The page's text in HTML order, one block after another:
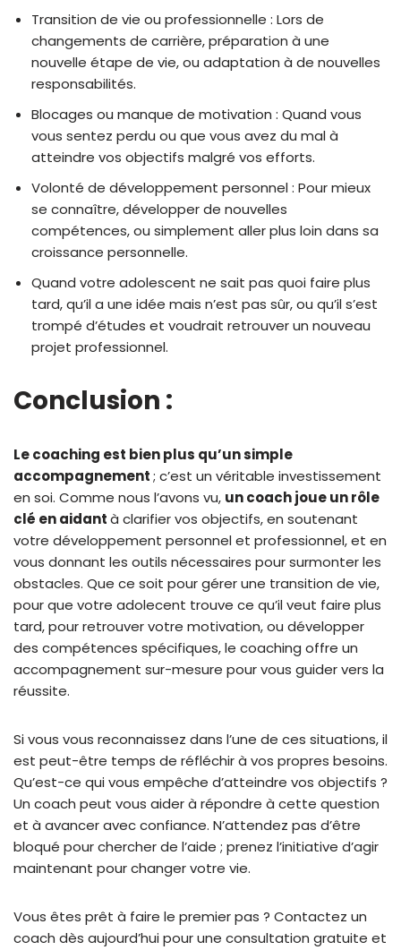
Transition de vie ou professionnelle : Lors de
changements de carrière, préparation à une
nouvelle étape de vie, ou adaptation à de nouvelles
responsabilités.
Blocages ou manque de motivation : Quand vous
vous sentez perdu ou que vous avez du mal à
atteindre vos objectifs malgré vos efforts.
Volonté de développement personnel : Pour mieux
se connaître, développer de nouvelles
compétences, ou simplement aller plus loin dans sa
croissance personnelle.
Quand votre adolescent ne sait pas quoi faire plus
tard, qu’il a une idée mais n’est pas sûr, ou qu’il s’est
trompé d’études et voudrait retrouver un nouveau
projet professionnel.
Conclusion :
Le coaching est bien plus qu’un simple
accompagnement; c’est un véritable investissement
en soi. Comme nous l’avons vu, un coach joue un rôle
clé en aidantà clarifier vos objectifs, en soutenant
votre développement personnel et professionnel, et en
vous donnant les outils nécessaires pour surmonter les
obstacles. Que ce soit pour gérer une transition de vie,
pour que votre adolecent trouve ce qu’il veut faire plus
tard, pour retrouver votre motivation, ou développer
des compétences spécifiques, le coaching offre un
accompagnement sur-mesure pour vous guider vers la
réussite.
Si vous vous reconnaissez dans l’une de ces situations, il
est peut-être temps de réfléchir à vos propres besoins.
Qu’est-ce qui vous empêche d’atteindre vos objectifs ?
Un coach peut vous aider à répondre à cette question
et à avancer avec confiance. N’attendez pas d’être
bloqué pour chercher de l’aide ; prenez l’initiative d’agir
maintenant pour changer votre vie.
Vous êtes prêt à faire le premier pas ? Contactez un
coach dès aujourd’hui pour une consultation gratuite et